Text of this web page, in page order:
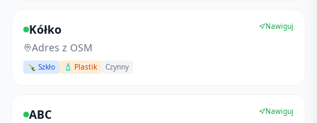
Kółko
Adres z OSM
🍾 Szkło 🧴 Plastik Czynny
Nawiguj
ABC Nawiguj